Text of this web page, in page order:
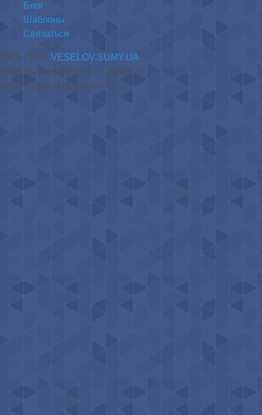
Блог
Шаблоны
Связаться
2008 - 10 © VESELOV.SUMY.UA
Пока Вы смотрите, Я — делаю -)
utz0r2@ya.ru | skype utz0r2